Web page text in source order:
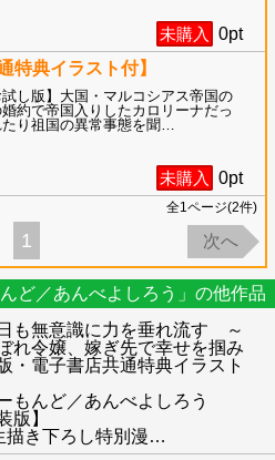
未購入 0pt
特典イラスト付】
し版】大国・マルコシアス帝国の
約で帝国入りしたカロリーナだっ
り祖国の異常事態を聞…
未購入 0pt
全1ページ(2件)
1 次へ
ど／あんべよしろう」の他作品
も無意識に力を垂れ流す ～
れ令嬢、嫁ぎ先で幸せを掴み
・電子書店共通特典イラスト
もんど／あんべよしろう
版】
描き下ろし特別漫…